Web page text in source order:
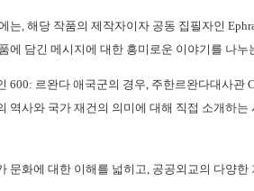
는, 해당 작품의 제작자이자 공동 집필자인
에 담긴 메시지에 대한 흥미로운 이야기를 나누
600: 르완다 애국군의 경우, 주한르완다대사관
역사와 국가 재건의 의미에 대해 직접 소개하는
문화에 대한 이해를 넓히고, 공공외교의 다양